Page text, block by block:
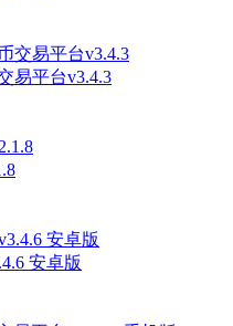
易平台v3.4.3
安卓版